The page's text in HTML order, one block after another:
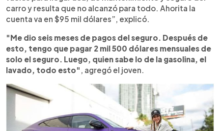
carro y resulta que no alcanzó para todo. Ahorita la
cuenta va en $95 mil dólares”, explicó.
"Me dio seis meses de pagos del seguro. Después de
esto, tengo que pagar 2 mil 500 dólares mensuales de
solo el seguro. Luego, quien sabe lo de la gasolina, el
lavado, todo esto" , agregó el joven.